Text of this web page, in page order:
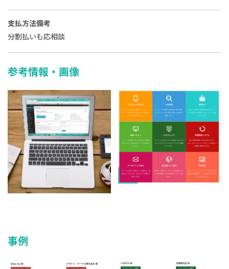
支払方法備考
分割払いも応相談
参考情報・画像
事例